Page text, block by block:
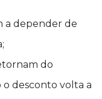
a depender de
do
o desconto volta a